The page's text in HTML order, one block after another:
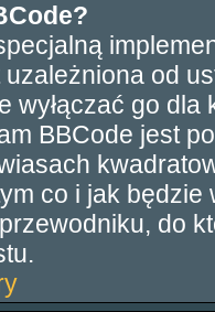
od
wyłączać go
BBCode jest
co i jak
do